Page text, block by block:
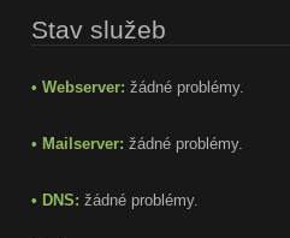
Stav služeb
• Webserver: žádné problémy.
• Mailserver: žádné problémy.
• DNS: žádné problémy.